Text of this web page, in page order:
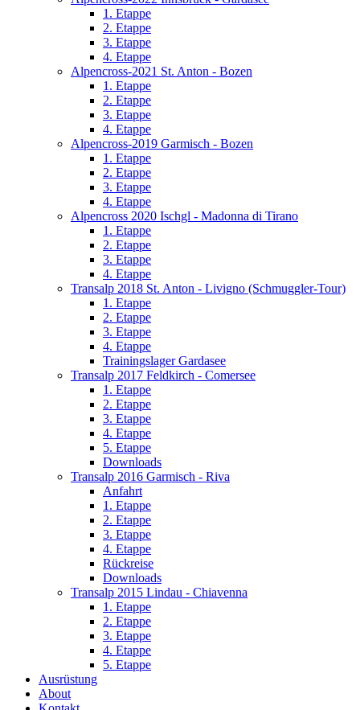
1. Etappe
2. Etappe
3. Etappe
4. Etappe
Alpencross-2021 St. Anton - Bozen
1. Etappe
2. Etappe
3. Etappe
4. Etappe
Alpencross-2019 Garmisch - Bozen
1. Etappe
2. Etappe
3. Etappe
4. Etappe
Alpencross 2020 Ischgl - Madonna di Tirano
1. Etappe
2. Etappe
3. Etappe
4. Etappe
Transalp 2018 St. Anton - Livigno (Schmuggler-Tour)
1. Etappe
2. Etappe
3. Etappe
4. Etappe
Trainingslager Gardasee
Transalp 2017 Feldkirch - Comersee
1. Etappe
2. Etappe
3. Etappe
4. Etappe
5. Etappe
Downloads
Transalp 2016 Garmisch - Riva
Anfahrt
1. Etappe
2. Etappe
3. Etappe
4. Etappe
Rückreise
Downloads
Transalp 2015 Lindau - Chiavenna
1. Etappe
2. Etappe
3. Etappe
4. Etappe
5. Etappe
Ausrüstung
About